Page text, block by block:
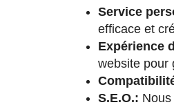
Service
efficace et
Expérience
website pour
S.E.O.: